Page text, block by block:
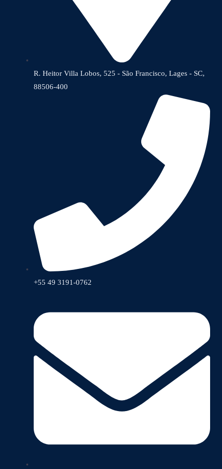
R. Heitor Villa Lobos, 525 - São Francisco, Lages - SC,
88506-400
+55 49 3191-0762